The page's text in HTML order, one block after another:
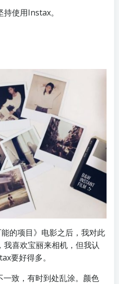
使用Instax。
的项目》电影之后，我对此
喜欢宝丽来相机，但我认
要好得多。
致，有时到处乱涂。颜色